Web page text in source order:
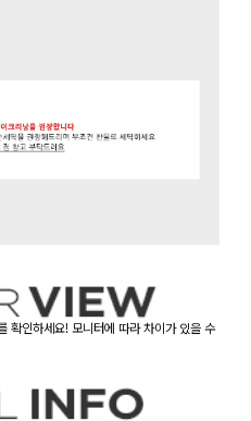
확인하세요! 모니터에 따라 차이가 있을 수